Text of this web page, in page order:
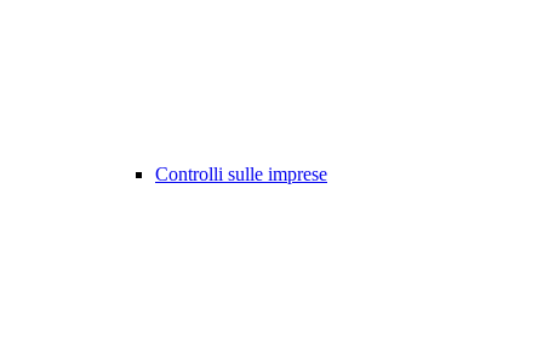
Controlli sulle imprese